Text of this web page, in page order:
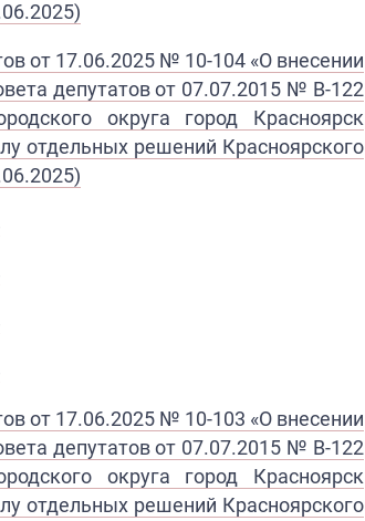
от 17.06.2025 № 10-104 «​О внесении
депутатов от 07.07.2015 № В-122
округа город Красноярск
отдельных решений Красноярского
от 17.06.2025 № 10-103 «О внесении
депутатовот 07.07.2015 № В-122
округа город Красноярск
отдельных решений Красноярского